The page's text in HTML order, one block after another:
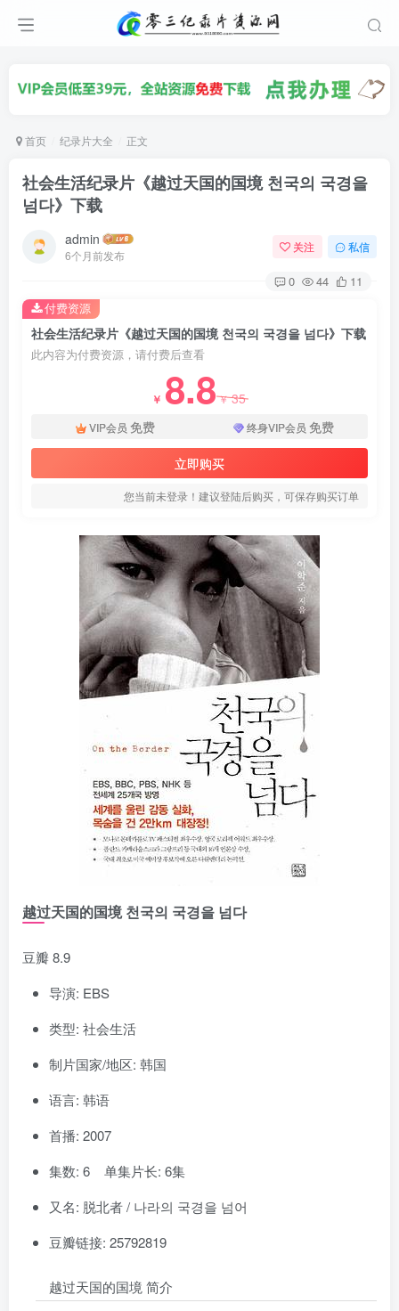
首页 纪录片大全 正文
社会生活纪录片《越过天国的国境 천국의 국경을
넘다》下载
admin
6个月前发布
关注 私信
0 44 11
社会生活纪录片《越过天国的国境 천국의 국경을 넘다》下载
此内容为付费资源，请付费后查看
￥ 8.8￥35
VIP会员 免费 终身VIP会员 免费
立即购买
您当前未登录！建议登陆后购买，可保存购买订单
付费资源
越过天国的国境 천국의 국경을 넘다
豆瓣 8.9
导演: EBS
类型: 社会生活
制片国家/地区: 韩国
语言: 韩语
首播: 2007
集数: 6 单集片长: 6集
又名: 脱北者 / 나라의 국경을 넘어
豆瓣链接: 25792819
越过天国的国境 简介